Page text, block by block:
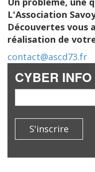
L'Association
Découvertes vous
réalisation de
contact@ascd73.fr
CYBER INFO
S'inscrire